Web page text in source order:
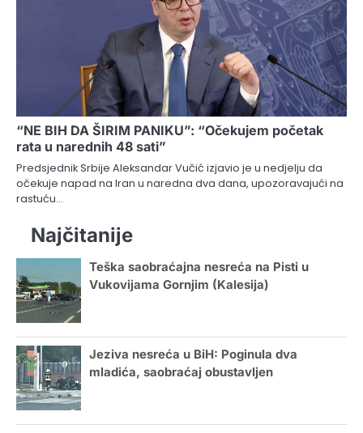
“NE BIH DA ŠIRIM PANIKU”: “Očekujem početak
rata u narednih 48 sati”
Predsjednik Srbije Aleksandar Vučić izjavio je u nedjelju da
očekuje napad na Iran u naredna dva dana, upozoravajući na
rastuću…
Najčitanije
Teška saobraćajna nesreća na Pisti u
Vukovijama Gornjim (Kalesija)
Jeziva nesreća u BiH: Poginula dva
mladića, saobraćaj obustavljen